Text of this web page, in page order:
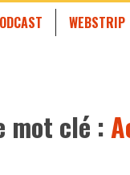
WEBSTRIP
mot clé :